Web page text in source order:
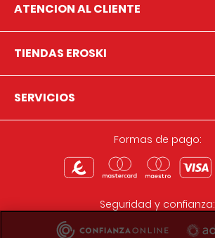
ATENCION AL CLIENTE
TIENDAS EROSKI
SERVICIOS
Formas de pago:
Seguridad y confianza: